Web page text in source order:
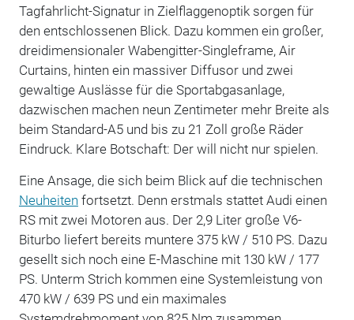
Tagfahrlicht-Signatur in Zielflaggenoptik sorgen für
den entschlossenen Blick. Dazu kommen ein großer,
dreidimensionaler Wabengitter-Singleframe, Air
Curtains, hinten ein massiver Diffusor und zwei
gewaltige Auslässe für die Sportabgasanlage,
dazwischen machen neun Zentimeter mehr Breite als
beim Standard-A5 und bis zu 21 Zoll große Räder
Eindruck. Klare Botschaft: Der will nicht nur spielen.
Eine Ansage, die sich beim Blick auf die technischen
Neuheiten fortsetzt. Denn erstmals stattet Audi einen
RS mit zwei Motoren aus. Der 2,9 Liter große V6-
Biturbo liefert bereits muntere 375 kW / 510 PS. Dazu
gesellt sich noch eine E-Maschine mit 130 kW / 177
PS. Unterm Strich kommen eine Systemleistung von
470 kW / 639 PS und ein maximales